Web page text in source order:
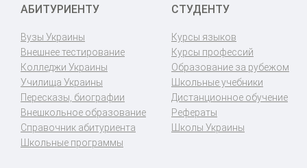
АБИТУРИЕНТУ
Вузы Украины
Внешнее тестирование
Колледжи Украины
Училища Украины
Пересказы, биографии
Внешкольное образование
Справочник абитуриента
Школьные программы
СТУДЕНТУ
Курсы языков
Курсы профессий
Образование за рубежом
Школьные учебники
Дистанционное обучение
Рефераты
Школы Украины